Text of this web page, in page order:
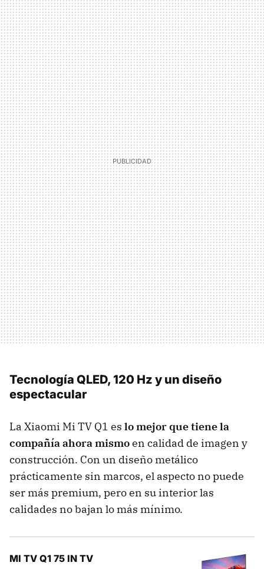
Tecnología QLED, 120 Hz y un diseño
espectacular
La Xiaomi Mi TV Q1 es lo mejor que tiene la
compañía ahora mismoen calidad de imagen y
construcción. Con un diseño metálico
prácticamente sin marcos, el aspecto no puede
ser más premium, pero en su interior las
calidades no bajan lo más mínimo.
MI TV Q1 75 IN TV